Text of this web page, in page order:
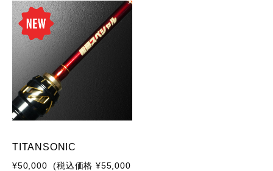
TITANSONIC
¥50,000 (税込価格 ¥55,000